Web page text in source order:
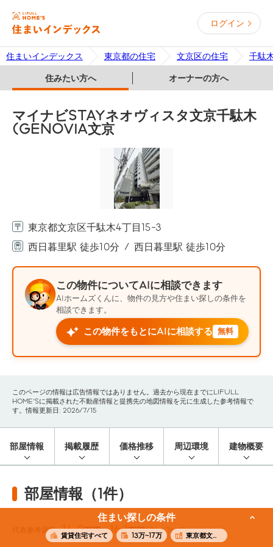
ログイン
住まいインデックス 東京都の住宅 文京区の住宅 千駄
住みたい方へ オーナーの方へ
住まい探しの条件
賃貸住宅すべて 13万~17万 東京都文京区
マイナビSTAYネオヴィスタ文京千駄木
(GENOVIA文京
東京都文京区千駄木4丁目15-3
西日暮里駅 徒歩10分
西日暮里駅 徒歩10分
この物件についてAIに相談できます
AIホームズくんに、物件の見方や住まい探しの条件を
相談できます。
この物件をもとにAIに相談する 無料
このページの情報は広告情報ではありません。過去から現在までにLIFULL
HOME'Sに掲載された不動産情報と提携先の地図情報を元に生成した参考情報で
す。情報更新日: 2026/7/15
部屋情報 掲載履歴 価格推移 周辺環境 建物概要
部屋情報（1件）
代表参考賃料 14.0万円〜16.1万円(26.47m²)